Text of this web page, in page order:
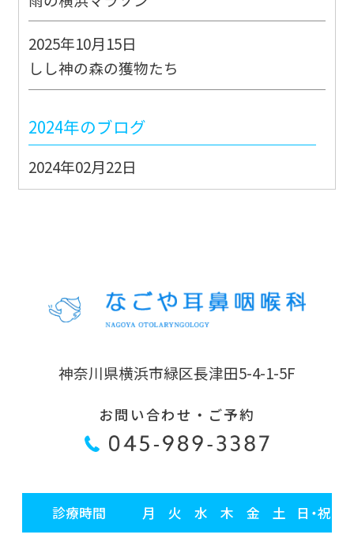
2025年10月15日
しし神の森の獲物たち
2024年のブログ
2024年02月22日
能登地震JMAT派遣出動②
2022年のブログ
ただ平和のためだけに
2022年06月06日
そこに AI はあるんか？
2022年05月23日
FIRE！
神奈川県横浜市緑区長津田5-4-1-5F
お問い合わせ・ご予約
診療時間 月 火 水 木 金 土 日・祝